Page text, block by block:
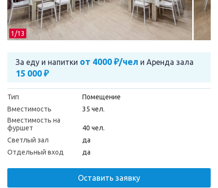
1/13
За еду и напитки от 4000 ₽/чел и Аренда зала
15 000 ₽
Тип
Помещение
Вместимость
35 чел.
Вместимость на
фуршет
40 чел.
Светлый зал
да
Отдельный вход
да
Оставить заявку